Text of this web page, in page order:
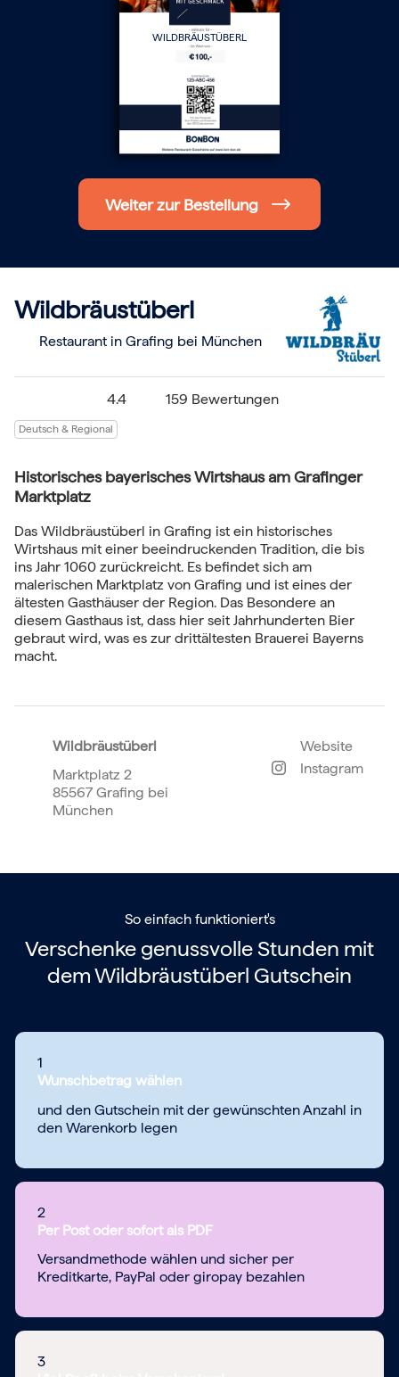
Frohe Weihnachten
Regionale Gutscheine
Hamburg
München
Frankfurt
Köln
Düsseldorf
Essen
-------
Für alle Geschenk-Gutscheine gilt:
Geschmackvoll und maximal flexibel!
WILDBRÄUSTÜBERL
Weiter zur Bestellung
Wildbräustüberl
Restaurant in Grafing bei München
4.4 159 Bewertungen
Deutsch & Regional
Historisches bayerisches Wirtshaus am Grafinger
Marktplatz
Das Wildbräustüberl in Grafing ist ein historisches
Wirtshaus mit einer beeindruckenden Tradition, die bis
ins Jahr 1060 zurückreicht. Es befindet sich am
malerischen Marktplatz von Grafing und ist eines der
ältesten Gasthäuser der Region. Das Besondere an
diesem Gasthaus ist, dass hier seit Jahrhunderten Bier
gebraut wird, was es zur drittältesten Brauerei Bayerns
macht.
Wildbräustüberl
Marktplatz 2
85567 Grafing bei
München
Website
Instagram
So einfach funktioniert's
Verschenke genussvolle Stunden mit
demWildbräustüberl Gutschein
1
Wunschbetrag wählen
und den Gutschein mit der gewünschten Anzahl in
den Warenkorb legen
2
Per Post oder sofort als PDF
Versandmethode wählen und sicher per
Kreditkarte, PayPal oder giropay bezahlen
3